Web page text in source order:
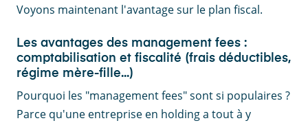
Voyons maintenant l'avantage sur le plan fiscal.
Les avantages des management fees :
comptabilisation et fiscalité (frais déductibles,
régime mère-fille...)
Pourquoi les "management fees" sont si populaires ?
Parce qu'une entreprise en holding a tout à y